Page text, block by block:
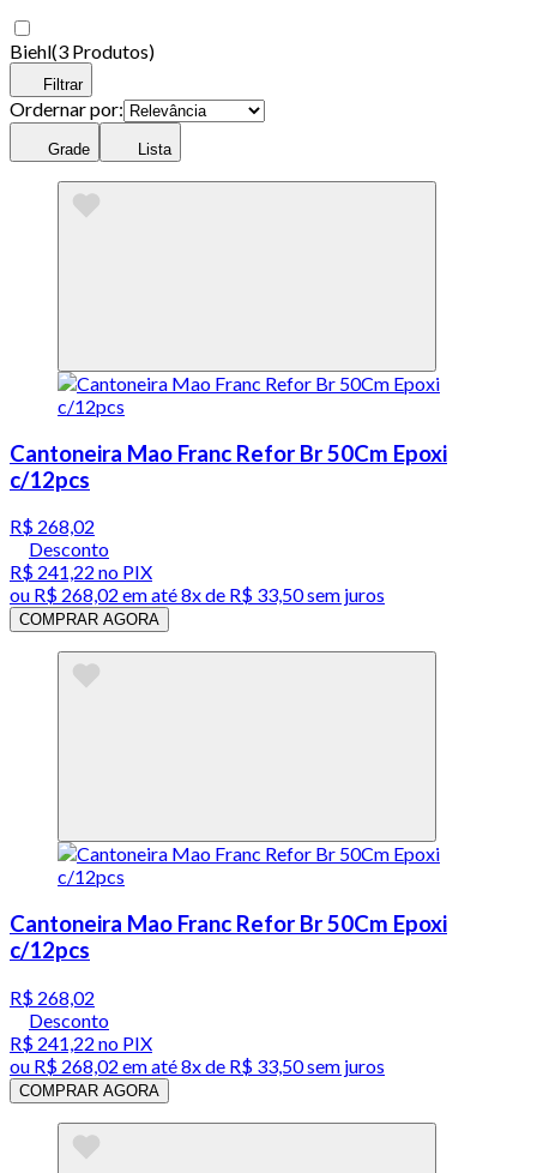
Biehl(3 Produtos)
Filtrar
Ordernar por:
Grade Lista
Cantoneira Mao Franc Refor Br 50Cm Epoxi
c/12pcs
R$ 268,02
Desconto
R$ 241,22 no PIX
ou R$ 268,02 em até8x de R$ 33,50 sem juros
COMPRAR AGORA
Cantoneira Mao Franc Refor Br 50Cm Epoxi
c/12pcs
R$ 268,02
Desconto
R$ 241,22 no PIX
ou R$ 268,02 em até8x de R$ 33,50 sem juros
COMPRAR AGORA